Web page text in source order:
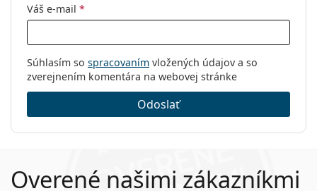
Váš e-mail *
Súhlasím so spracovaním vložených údajov a so
zverejnením komentára na webovej stránke
Odoslať
Overené našimi zákazníkmi